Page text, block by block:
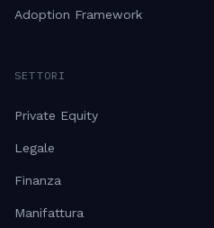
Adoption Framework
SETTORI
Private Equity
Legale
Finanza
Manifattura